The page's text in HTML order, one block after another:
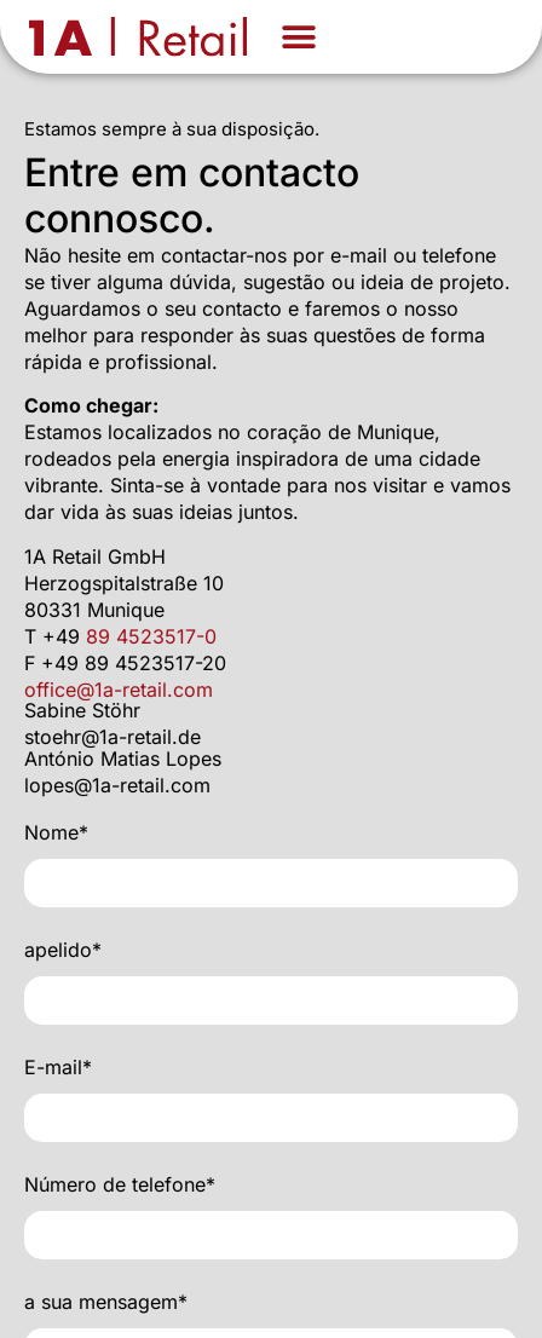
Estamos sempre à sua disposição.
Entre em contacto
connosco.
Não hesite em contactar-nos por e-mail ou telefone
se tiver alguma dúvida, sugestão ou ideia de projeto.
Aguardamos o seu contacto e faremos o nosso
melhor para responder às suas questões de forma
rápida e profissional.
Como chegar:
Estamos localizados no coração de Munique,
rodeados pela energia inspiradora de uma cidade
vibrante. Sinta-se à vontade para nos visitar e vamos
dar vida às suas ideias juntos.
1A Retail GmbH
Herzogspitalstraße 10
80331 Munique
T +49 89 4523517-0
F +49 89 4523517-20
office@1a-retail.com
Sabine Stöhr
stoehr@1a-retail.de
António Matias Lopes
lopes@1a-retail.com
Nome*
apelido*
E-mail*
Número de telefone*
a sua mensagem*